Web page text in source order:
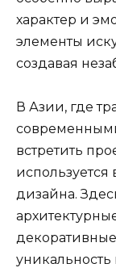
характер и
элементы
создавая
В Азии, где
встретить
используется
дизайна.
уникальность